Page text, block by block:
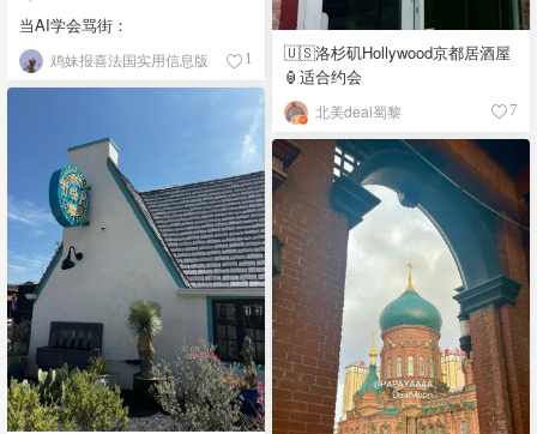
当AI学会骂街：
鸡妹报喜法国实用信息版 1
🇺🇸洛杉矶Hollywood京都居酒屋
🏮适合约会
北美deal蜀黎 7